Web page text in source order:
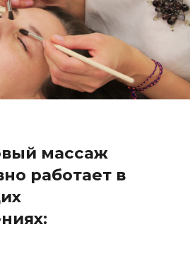
массаж
работает в